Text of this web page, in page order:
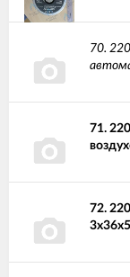
70.
71.
72.